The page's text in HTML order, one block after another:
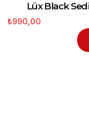
Lüx Black
₺990,00